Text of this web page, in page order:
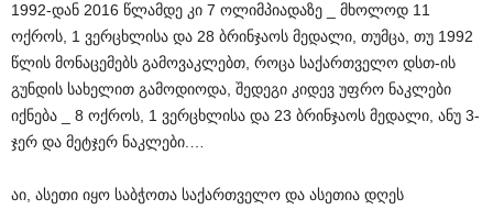
1992-დან 2016 წლამდე კი 7 ოლიმპიადაზე _ მხოლოდ 11
ოქროს, 1 ვერცხლისა და 28 ბრინჯაოს მედალი, თუმცა, თუ 1992
წლის მონაცემებს გამოვაკლებთ, როცა საქართველო დსთ-ის
გუნდის სახელით გამოდიოდა, შედეგი კიდევ უფრო ნაკლები
იქნება _ 8 ოქროს, 1 ვერცხლისა და 23 ბრინჯაოს მედალი, ანუ 3-
ჯერ და მეტჯერ ნაკლები.…
აი, ასეთი იყო საბჭოთა საქართველო და ასეთია დღეს